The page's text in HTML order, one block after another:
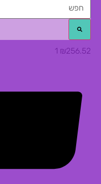
₪256.52
1